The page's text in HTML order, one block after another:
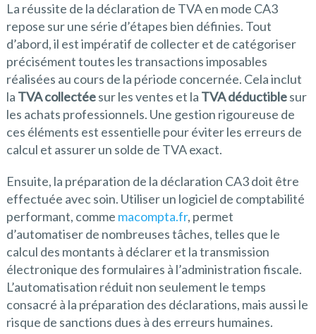
La réussite de la déclaration de TVA en mode CA3
repose sur une série d’étapes bien définies. Tout
d’abord, il est impératif de collecter et de catégoriser
précisément toutes les transactions imposables
réalisées au cours de la période concernée. Cela inclut
la TVA collectéesur les ventes et la TVA déductiblesur
les achats professionnels. Une gestion rigoureuse de
ces éléments est essentielle pour éviter les erreurs de
calcul et assurer un solde de TVA exact.
Ensuite, la préparation de la déclaration CA3 doit être
effectuée avec soin. Utiliser un logiciel de comptabilité
performant, comme macompta.fr, permet
d’automatiser de nombreuses tâches, telles que le
calcul des montants à déclarer et la transmission
électronique des formulaires à l’administration fiscale.
L’automatisation réduit non seulement le temps
consacré à la préparation des déclarations, mais aussi le
risque de sanctions dues à des erreurs humaines.